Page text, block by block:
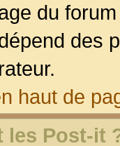
du
des
haut de
les Post-it